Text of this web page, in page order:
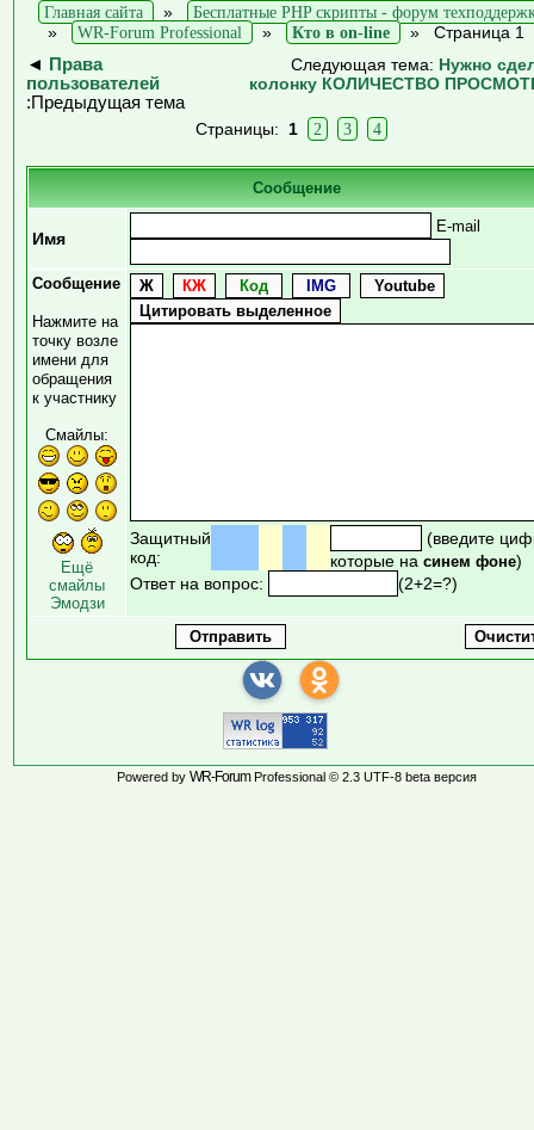
Главная сайта »
Бесплатные PHP скрипты - форум
»
WR-Forum Professional » Кто в on-line » Страница 1
◄
Права
пользователей
:Предыдущая тема
Следующая тема: Нужно
колонку КОЛИЧЕСТВО
Страницы: 1 2 3 4
Сообщение
Имя
E-mail
Сообщение
Нажмите на
точку возле
имени для
обращения
к участнику
Смайлы:
Ещё
смайлы
Эмодзи
Защитный
код:
(введите
которые на синем фоне)
Ответ на вопрос:
(2+2=?)
Powered by WR-ForumProfessional © 2.3 UTF-8 beta версия